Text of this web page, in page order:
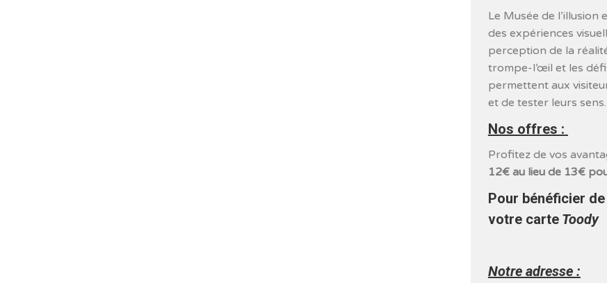
Le Musée de
des expériences
perception de la
trompe-l’œil et les
permettent aux
et de tester leurs sens.
Nos offres :
Profitez de vos
12€ au lieu de 13€
Pour bénéficier
votre carteToody
Notre adresse :